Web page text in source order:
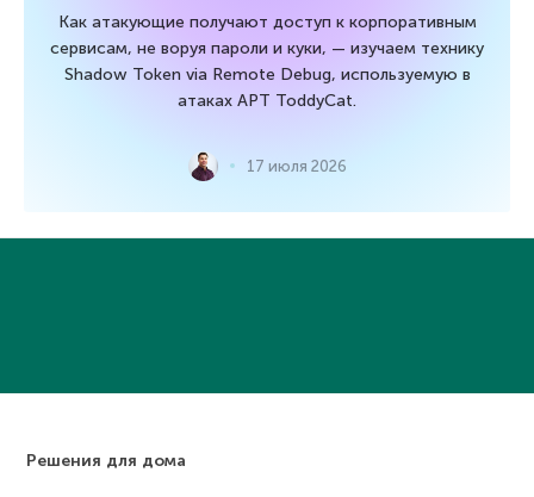
Как атакующие получают доступ к корпоративным
сервисам, не воруя пароли и куки, — изучаем технику
Shadow Token via Remote Debug, используемую в
атаках APT ToddyCat.
17 июля 2026
Решения для дома